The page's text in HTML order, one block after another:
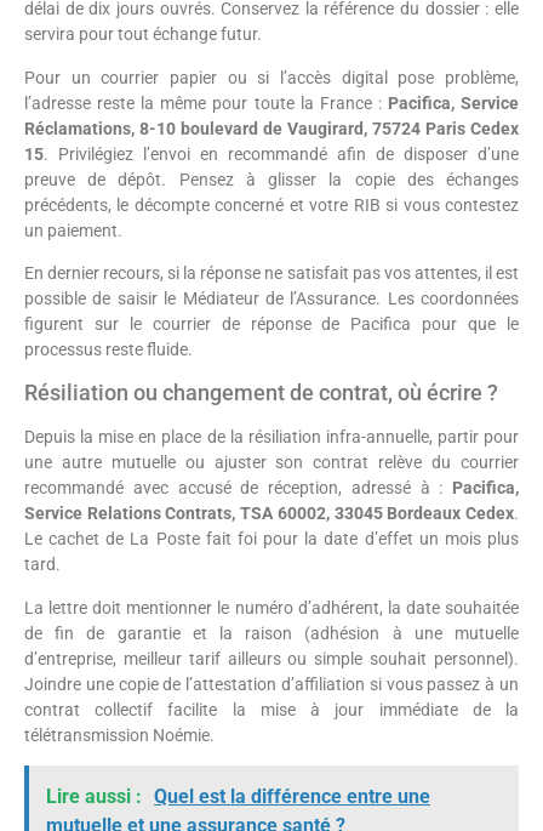
délai de dix jours ouvrés. Conservez la référence du dossier : elle
servira pour tout échange futur.
Pour un courrier papier ou si l’accès digital pose problème,
l’adresse reste la même pour toute la France : Pacifica, Service
Réclamations, 8-10 boulevard de Vaugirard, 75724 Paris Cedex
15. Privilégiez l’envoi en recommandé afin de disposer d’une
preuve de dépôt. Pensez à glisser la copie des échanges
précédents, le décompte concerné et votre RIB si vous contestez
un paiement.
En dernier recours, si la réponse ne satisfait pas vos attentes, il est
possible de saisir le Médiateur de l’Assurance. Les coordonnées
figurent sur le courrier de réponse de Pacifica pour que le
processus reste fluide.
Résiliation ou changement de contrat, où écrire ?
Depuis la mise en place de la résiliation infra-annuelle, partir pour
une autre mutuelle ou ajuster son contrat relève du courrier
recommandé avec accusé de réception, adressé à : Pacifica,
Service Relations Contrats, TSA 60002, 33045 Bordeaux Cedex.
Le cachet de La Poste fait foi pour la date d’effet un mois plus
tard.
La lettre doit mentionner le numéro d’adhérent, la date souhaitée
de fin de garantie et la raison (adhésion à une mutuelle
d’entreprise, meilleur tarif ailleurs ou simple souhait personnel).
Joindre une copie de l’attestation d’affiliation si vous passez à un
contrat collectif facilite la mise à jour immédiate de la
télétransmission Noémie.
Lire aussi : Quel est la différence entre une
mutuelle et une assurance santé ?